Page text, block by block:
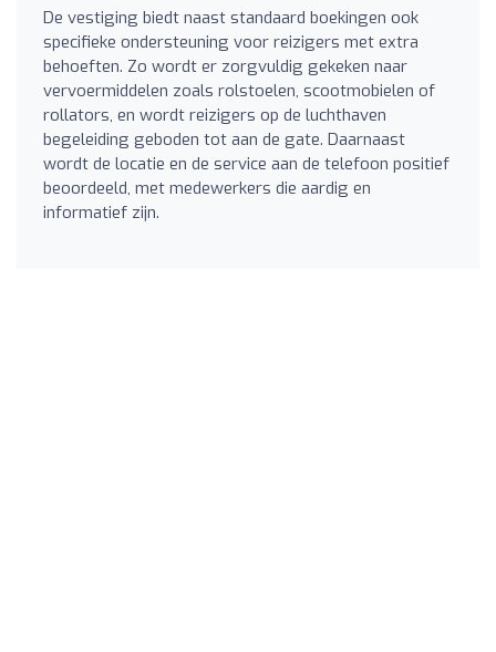
De vestiging biedt naast standaard boekingen ook
specifieke ondersteuning voor reizigers met extra
behoeften. Zo wordt er zorgvuldig gekeken naar
vervoermiddelen zoals rolstoelen, scootmobielen of
rollators, en wordt reizigers op de luchthaven
begeleiding geboden tot aan de gate. Daarnaast
wordt de locatie en de service aan de telefoon positief
beoordeeld, met medewerkers die aardig en
informatief zijn.